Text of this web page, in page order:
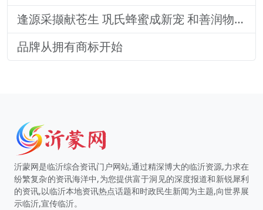
逢源采撷献苍生 巩氏蜂蜜成新宠 和善润物品牌就 养怡之福在沂蒙
品牌从拥有商标开始
沂蒙网是临沂综合资讯门户网站,通过精深博大的临沂资源,力求在
纷繁复杂的资讯海洋中,为您提供富于洞见的深度报道和新锐犀利
的资讯,以临沂本地资讯热点话题和时政民生新闻为主题,向世界展
示临沂,宣传临沂。